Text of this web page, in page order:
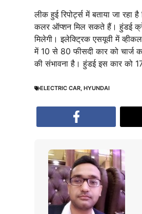
लीक हुई रिपोर्ट्स में बताया जा
कलर ऑप्शन मिल सकते हैं। हुंडई
मिलेगी। इलेक्ट्रिक एसयूवी में
में 10 से 80 फीसदी कार को चार्ज
की संभावना है। हुंडई इस कार को
ELECTRIC CAR, HYUNDAI